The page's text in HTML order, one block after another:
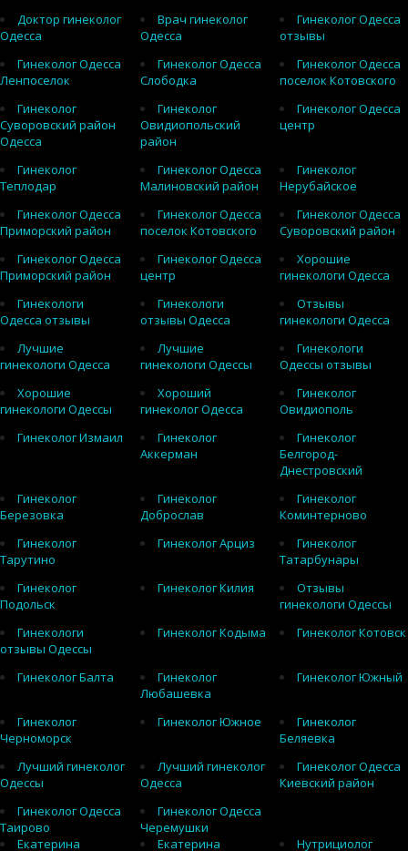
Доктор гинеколог
Одесса
Врач гинеколог
Одесса
Гинеколог Одесса
отзывы
Гинеколог Одесса
Ленпоселок
Гинеколог Одесса
Слободка
Гинеколог Одесса
поселок Котовского
Гинеколог
Суворовский район
Одесса
Гинеколог
Овидиопольский
район
Гинеколог Одесса
центр
Гинеколог
Теплодар
Гинеколог Одесса
Малиновский район
Гинеколог
Нерубайское
Гинеколог Одесса
Приморский район
Гинеколог Одесса
поселок Котовского
Гинеколог Одесса
Суворовский район
Гинеколог Одесса
Приморский район
Гинеколог Одесса
центр
Хорошие
гинекологи Одесса
Гинекологи
Одесса отзывы
Гинекологи
отзывы Одесса
Отзывы
гинекологи Одесса
Лучшие
гинекологи Одесса
Лучшие
гинекологи Одессы
Гинекологи
Одессы отзывы
Хорошие
гинекологи Одессы
Хороший
гинеколог Одесса
Гинеколог
Овидиополь
Гинеколог Измаил
Гинеколог
Аккерман
Гинеколог
Белгород-
Днестровский
Гинеколог
Березовка
Гинеколог
Доброслав
Гинеколог
Коминтерново
Гинеколог
Тарутино
Гинеколог Арциз
Гинеколог
Татарбунары
Гинеколог
Подольск
Гинеколог Килия
Отзывы
гинекологи Одессы
Гинекологи
отзывы Одессы
Гинеколог Кодыма Гинеколог Котовск
Гинеколог Балта
Гинеколог
Любашевка
Гинеколог Южный
Гинеколог
Черноморск
Гинеколог Южное
Гинеколог
Беляевка
Лучший гинеколог
Одессы
Лучший гинеколог
Одесса
Гинеколог Одесса
Киевский район
Гинеколог Одесса
Таирово
Гинеколог Одесса
Черемушки
Екатерина
Екатерина Нутрициолог